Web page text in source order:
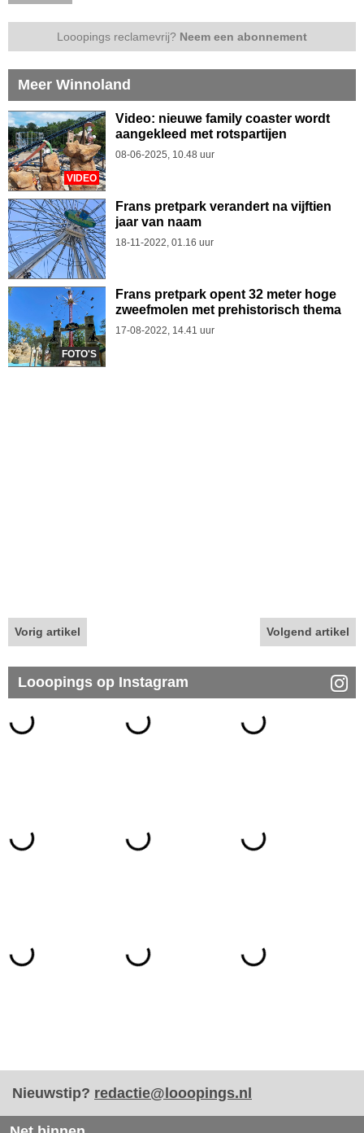
Looopings reclamevrij? Neem een abonnement
Meer Winnoland
VIDEO
Video: nieuwe family coaster wordt
aangekleed met rotspartijen
08-06-2025, 10.48 uur
Frans pretpark verandert na vijftien
jaar van naam
18-11-2022, 01.16 uur
FOTO'S
Frans pretpark opent 32 meter hoge
zweefmolen met prehistorisch thema
17-08-2022, 14.41 uur
Vorig artikel Volgend artikel
Looopings op Instagram
Nieuwstip? redactie@looopings.nl